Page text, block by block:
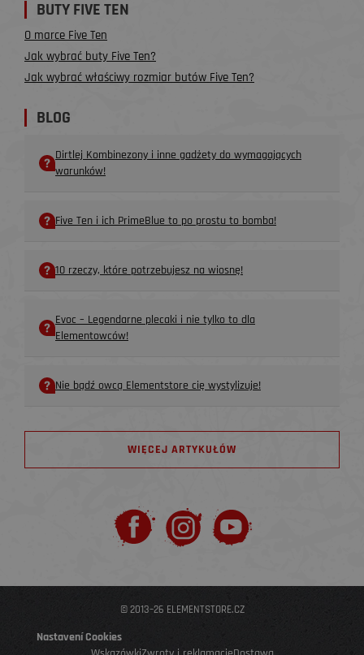
BUTY FIVE TEN
O marce Five Ten
Jak wybrać buty Five Ten?
Jak wybrać właściwy rozmiar butów Five Ten?
BLOG
Dirtlej Kombinezony i inne gadżety do wymagających
warunków!
Five Ten i ich PrimeBlue to po prostu to bomba!
10 rzeczy, które potrzebujesz na wiosnę!
Evoc – Legendarne plecaki i nie tylko to dla
Elementowców!
Nie bądź owcą Elementstore cię wystylizuje!
WIĘCEJ ARTYKUŁÓW
© 2013–26 ELEMENTSTORE.CZ
Nastavení Cookies